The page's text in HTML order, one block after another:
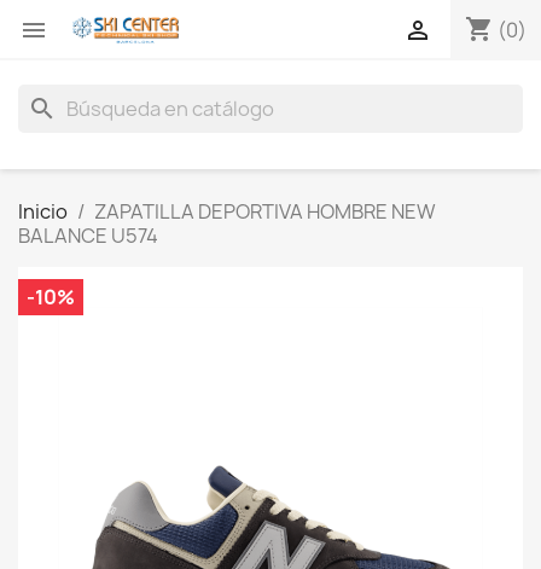
 shopping_cart (0)

search
Inicio
ZAPATILLA DEPORTIVA HOMBRE NEW
BALANCE U574
-10%